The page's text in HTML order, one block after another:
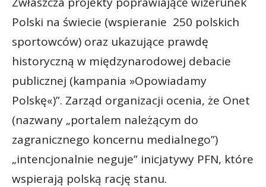
Polski na świecie (wspieranie 250 polskich
sportowców) oraz ukazujące prawdę
historyczną w międzynarodowej debacie
publicznej (kampania »Opowiadamy
Polskę«)”. Zarząd organizacji ocenia, że Onet
(nazwany „portalem należącym do
zagranicznego koncernu medialnego”)
„intencjonalnie neguje” inicjatywy PFN, które
wspierają polską rację stanu.